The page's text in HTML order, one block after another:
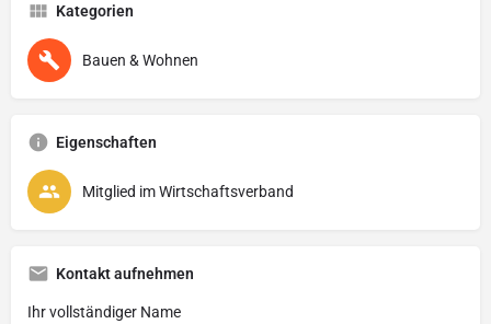
Kategorien
Bauen & Wohnen
Eigenschaften
Mitglied im Wirtschaftsverband
Kontakt aufnehmen
Ihr vollständiger Name